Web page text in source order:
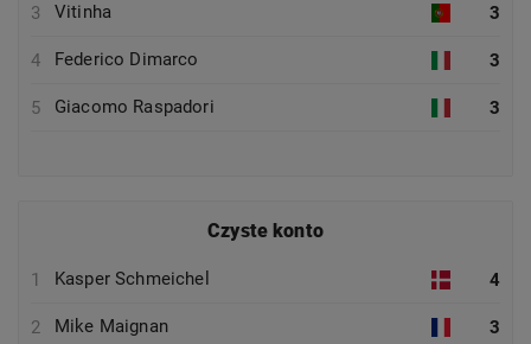
3 Vitinha 3
4 Federico Dimarco 3
5 Giacomo Raspadori 3
Czyste konto
1 Kasper Schmeichel 4
2 Mike Maignan 3